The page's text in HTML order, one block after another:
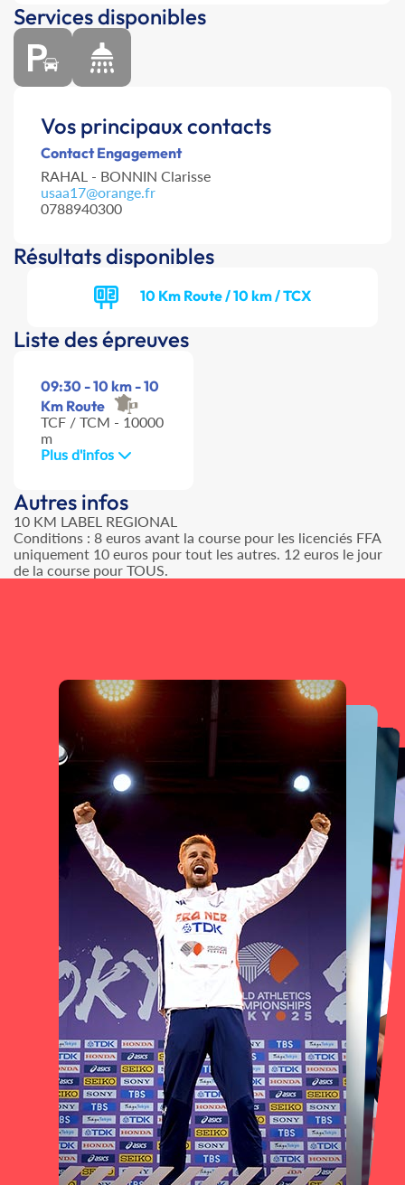
Services disponibles
Vos principaux contacts
Contact Engagement
RAHAL - BONNIN Clarisse
usaa17@orange.fr
0788940300
Résultats disponibles
10 Km Route / 10 km / TCX
Liste des épreuves
09:30 - 10 km - 10
Km Route
TCF / TCM - 10000
m
Plus d'infos
Autres infos
10 KM LABEL REGIONAL
Conditions : 8 euros avant la course pour les licenciés FFA
uniquement 10 euros pour tout les autres. 12 euros le jour
de la course pour TOUS.